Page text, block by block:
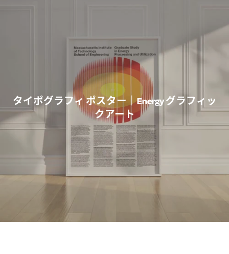
タイポグラフィ ポスター｜Energy グラフィッ
クアート